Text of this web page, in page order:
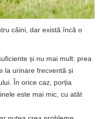
câini, dar există încă o
și nu mai mult: prea
la urinare frecventă și
În orice caz, porția
este mai mic, cu atât